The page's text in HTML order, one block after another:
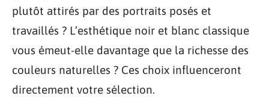
plutôt attirés par des portraits posés et
travaillés ? L’esthétique noir et blanc classique
vous émeut-elle davantage que la richesse des
couleurs naturelles ? Ces choix influenceront
directement votre sélection.